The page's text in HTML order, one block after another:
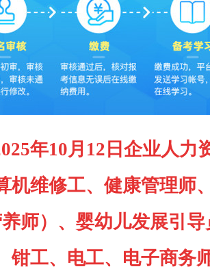
年10月12日企业人力
机维修工、健康管理师
师）、婴幼儿发展引
钳工、电工、电子商务